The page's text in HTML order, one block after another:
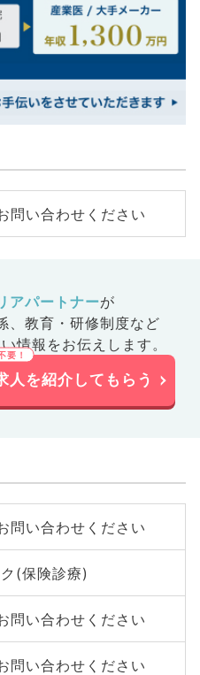
問い合わせください
アパートナーが
教育・研修制度など
情報をお伝えします。
人を紹介してもらう
問い合わせください
(保険診療)
問い合わせください
問い合わせください